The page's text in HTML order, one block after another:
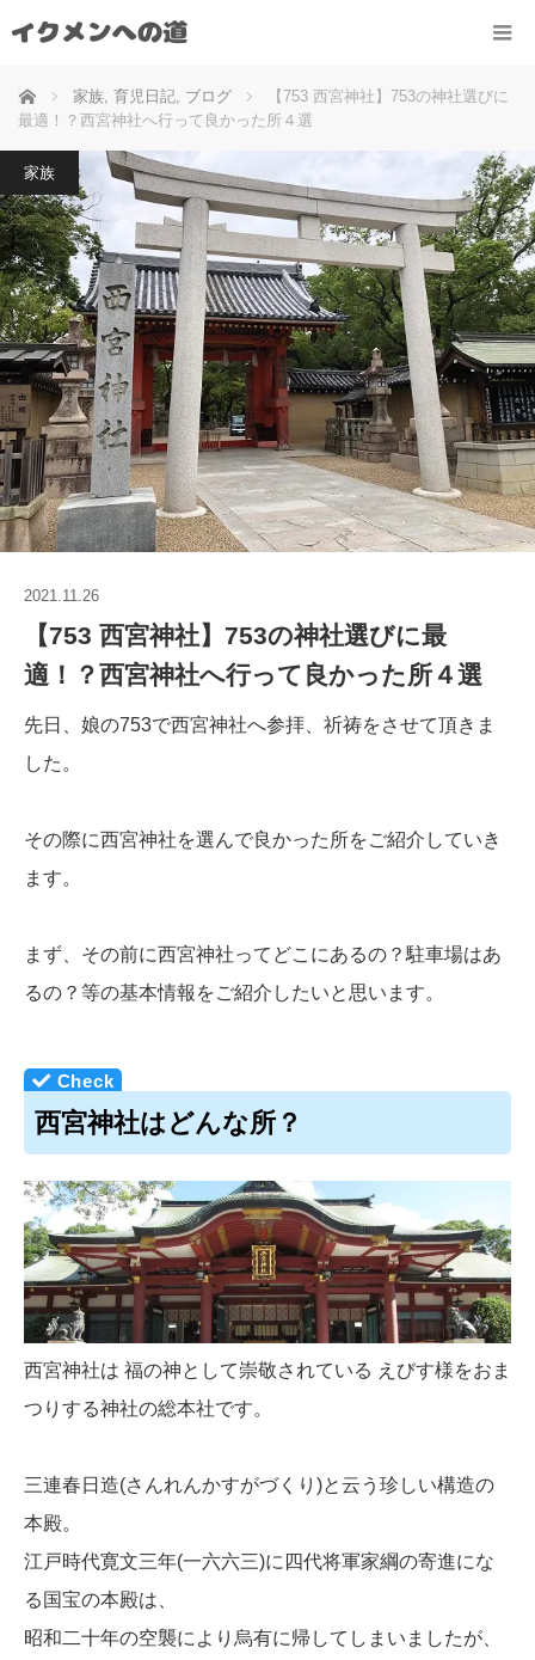
ホーム 家族, 育児日記, ブログ
【753 西宮神社】753の神社選びに
最適！？西宮神社へ行って良かった所４選
家族
2021.11.26
【753 西宮神社】753の神社選びに最
適！？西宮神社へ行って良かった所４選
先日、娘の753で西宮神社へ参拝、祈祷をさせて頂きま
した。
その際に西宮神社を選んで良かった所をご紹介していき
ます。
まず、その前に西宮神社ってどこにあるの？駐車場はあ
るの？等の基本情報をご紹介したいと思います。
西宮神社はどんな所？
西宮神社は 福の神として崇敬されている えびす様をおま
つりする神社の総本社です。
三連春日造(さんれんかすがづくり)と云う珍しい構造の
本殿。
江戸時代寛文三年(一六六三)に四代将軍家綱の寄進にな
る国宝の本殿は、
昭和二十年の空襲により烏有に帰してしまいましたが、